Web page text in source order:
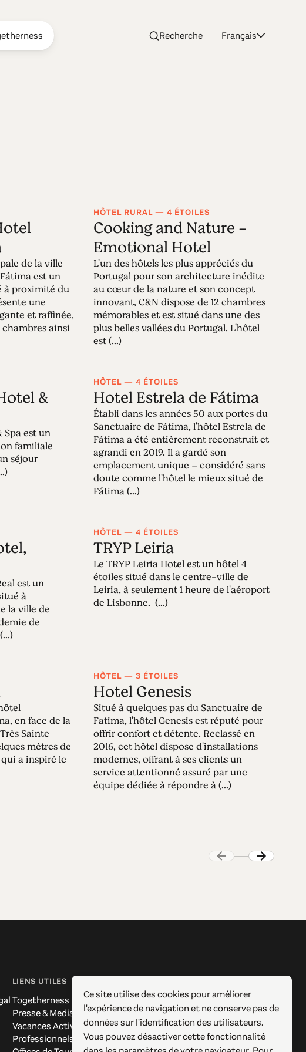
Recherche Français
de la ville
est un
à proximité du
une
et raffinée,
ainsi
HÔTEL RURAL — 4 ÉTOILES
Cooking and Nature -
Emotional Hotel
L'un des hôtels les plus appréciés du
Portugal pour son architecture inédite
au cœur de la nature et son concept
innovant, C&N dispose de 12 chambres
mémorables et est situé dans une des
plus belles vallées du Portugal. L'hôtel
est (...)
&
Spa est un
familiale
séjour
HÔTEL — 4 ÉTOILES
Hotel Estrela de Fátima
Établi dans les années 50 aux portes du
Sanctuaire de Fátima, l'hôtel Estrela de
Fátima a été entièrement reconstruit et
agrandi en 2019. Il a gardé son
emplacement unique – considéré sans
doute comme l'hôtel le mieux situé de
Fátima (...)
est un
à
la ville de
de
HÔTEL — 4 ÉTOILES
TRYP Leiria
Le TRYP Leiria Hotel est un hôtel 4
étoiles situé dans le centre-ville de
Leiria, à seulement 1 heure de l'aéroport
de Lisbonne. (...)
en face de la
Sainte
mètres de
a inspiré le
HÔTEL — 3 ÉTOILES
Hotel Genesis
Situé à quelques pas du Sanctuaire de
Fatima, l'hôtel Genesis est réputé pour
offrir confort et détente. Reclassé en
2016, cet hôtel dispose d'installations
modernes, offrant à ses clients un
service attentionné assuré par une
équipe dédiée à répondre à (...)
LIENS UTILES
Togetherness
Presse & Media
Vacances Actives
Professionnels
Facebook
Instagram
X / Twitter
Pinterest
Ce site utilise des cookies pour améliorer
l'expérience de navigation et ne conserve pas de
données sur l'identification des utilisateurs.
Vous pouvez désactiver cette fonctionnalité